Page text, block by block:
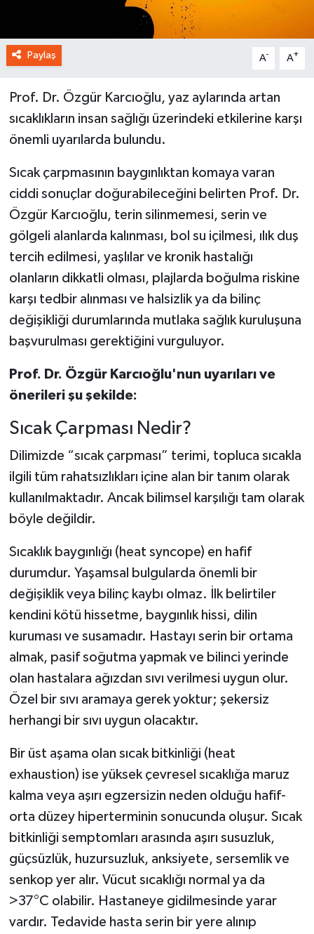
Paylaş A- A+
Prof. Dr. Özgür Karcıoğlu, yaz aylarında artan
sıcaklıkların insan sağlığı üzerindeki etkilerine karşı
önemli uyarılarda bulundu.
Sıcak çarpmasının baygınlıktan komaya varan
ciddi sonuçlar doğurabileceğini belirten Prof. Dr.
Özgür Karcıoğlu, terin silinmemesi, serin ve
gölgeli alanlarda kalınması, bol su içilmesi, ılık duş
tercih edilmesi, yaşlılar ve kronik hastalığı
olanların dikkatli olması, plajlarda boğulma riskine
karşı tedbir alınması ve halsizlik ya da bilinç
değişikliği durumlarında mutlaka sağlık kuruluşuna
başvurulması gerektiğini vurguluyor.
Prof. Dr. Özgür Karcıoğlu'nun uyarıları ve
önerileri şu şekilde:
Sıcak Çarpması Nedir?
Dilimizde “sıcak çarpması” terimi, topluca sıcakla
ilgili tüm rahatsızlıkları içine alan bir tanım olarak
kullanılmaktadır. Ancak bilimsel karşılığı tam olarak
böyle değildir.
Sıcaklık baygınlığı (heat syncope) en hafif
durumdur. Yaşamsal bulgularda önemli bir
değişiklik veya bilinç kaybı olmaz. İlk belirtiler
kendini kötü hissetme, baygınlık hissi, dilin
kuruması ve susamadır. Hastayı serin bir ortama
almak, pasif soğutma yapmak ve bilinci yerinde
olan hastalara ağızdan sıvı verilmesi uygun olur.
Özel bir sıvı aramaya gerek yoktur; şekersiz
herhangi bir sıvı uygun olacaktır.
Bir üst aşama olan sıcak bitkinliği (heat
exhaustion) ise yüksek çevresel sıcaklığa maruz
kalma veya aşırı egzersizin neden olduğu hafif-
orta düzey hiperterminin sonucunda oluşur. Sıcak
bitkinliği semptomları arasında aşırı susuzluk,
güçsüzlük, huzursuzluk, anksiyete, sersemlik ve
senkop yer alır. Vücut sıcaklığı normal ya da
>37°C olabilir. Hastaneye gidilmesinde yarar
vardır. Tedavide hasta serin bir yere alınıp